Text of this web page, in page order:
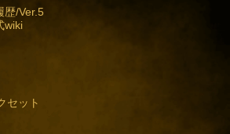
歴/Ver.5
wiki
セット